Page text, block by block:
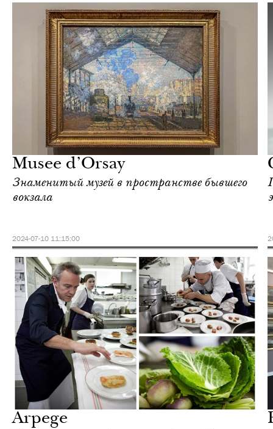
Musee d’Orsay
Знаменитый музей в пространстве бывшего
вокзала
2024-07-10 11:15:00
Arpege